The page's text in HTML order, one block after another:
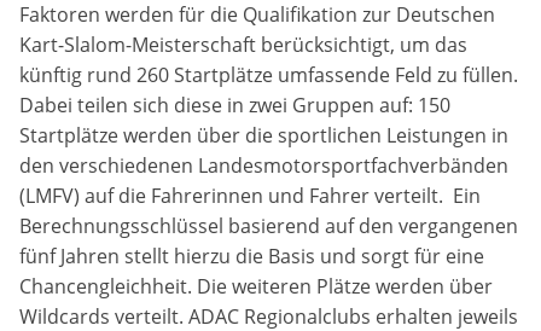
Faktoren werden für die Qualifikation zur Deutschen
Kart-Slalom-Meisterschaft berücksichtigt, um das
künftig rund 260 Startplätze umfassende Feld zu füllen.
Dabei teilen sich diese in zwei Gruppen auf: 150
Startplätze werden über die sportlichen Leistungen in
den verschiedenen Landesmotorsportfachverbänden
(LMFV) auf die Fahrerinnen und Fahrer verteilt. Ein
Berechnungsschlüssel basierend auf den vergangenen
fünf Jahren stellt hierzu die Basis und sorgt für eine
Chancengleichheit. Die weiteren Plätze werden über
Wildcards verteilt. ADAC Regionalclubs erhalten jeweils
Cookie Laufzeit:
24 Stunden
Cookie Consent
Name:
cookie_consent
DMSB